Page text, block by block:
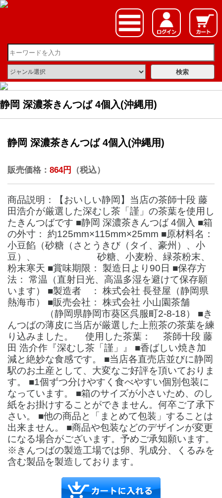
静岡 深濃茶きんつば 4個入(沖縄用)
静岡 深濃茶きんつば 4個入(沖縄用)
販売価格： 864円 （税込）
商品説明：【おいしい静岡】当店の茶師十段 藤
田浩介が厳選した深むし茶「謹」の茶葉を使用し
たきんつばです ■静岡 深濃茶きんつば 4個入 ■箱
の外寸： 約125mm×115mm×25mm ■原材料名：
小豆餡（砂糖（さとうきび（タイ、豪州）、小
豆）、 砂糖、小麦粉、緑茶粉末、
粉末寒天 ■賞味期限： 製造日より90日 ■保存方
法： 常温（直射日光、高温多湿を避けて保存願
います） ■製造者 ： 株式会社 長登屋（静岡県
熱海市） ■販売会社： 株式会社 小山園茶舗
（静岡県静岡市葵区呉服町2-8-18） ■き
んつばの薄皮に当店が厳選した上煎茶の茶葉を練
り込みました。 使用した茶葉： 茶師十段 藤
田 浩介作『深むし茶「謹」』 ■香ばしい焼き加
減と絶妙な食感です。 ■当店各直売店並びに静岡
駅のお土産として、大変なご好評を頂いておりま
す。 ■1個ずつ分けやすく食べやすい個別包装に
なっています。 ■箱のサイズが小さいため、のし
紙をお掛けすることができません。何卒ご了承下
さい。 ■他の商品と「まとめて包装」することは
出来ません。 ■商品や包装などのデザインが変更
になる場合がございます。予めご承知願います。
※きんつばの製造工場では卵、乳成分、くるみを
含む製品を製造しております。